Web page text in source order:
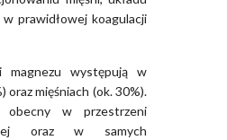
prawidłowej koagulacji
magnezu występują w
oraz mięśniach (ok. 30%).
w przestrzeni
oraz w samych